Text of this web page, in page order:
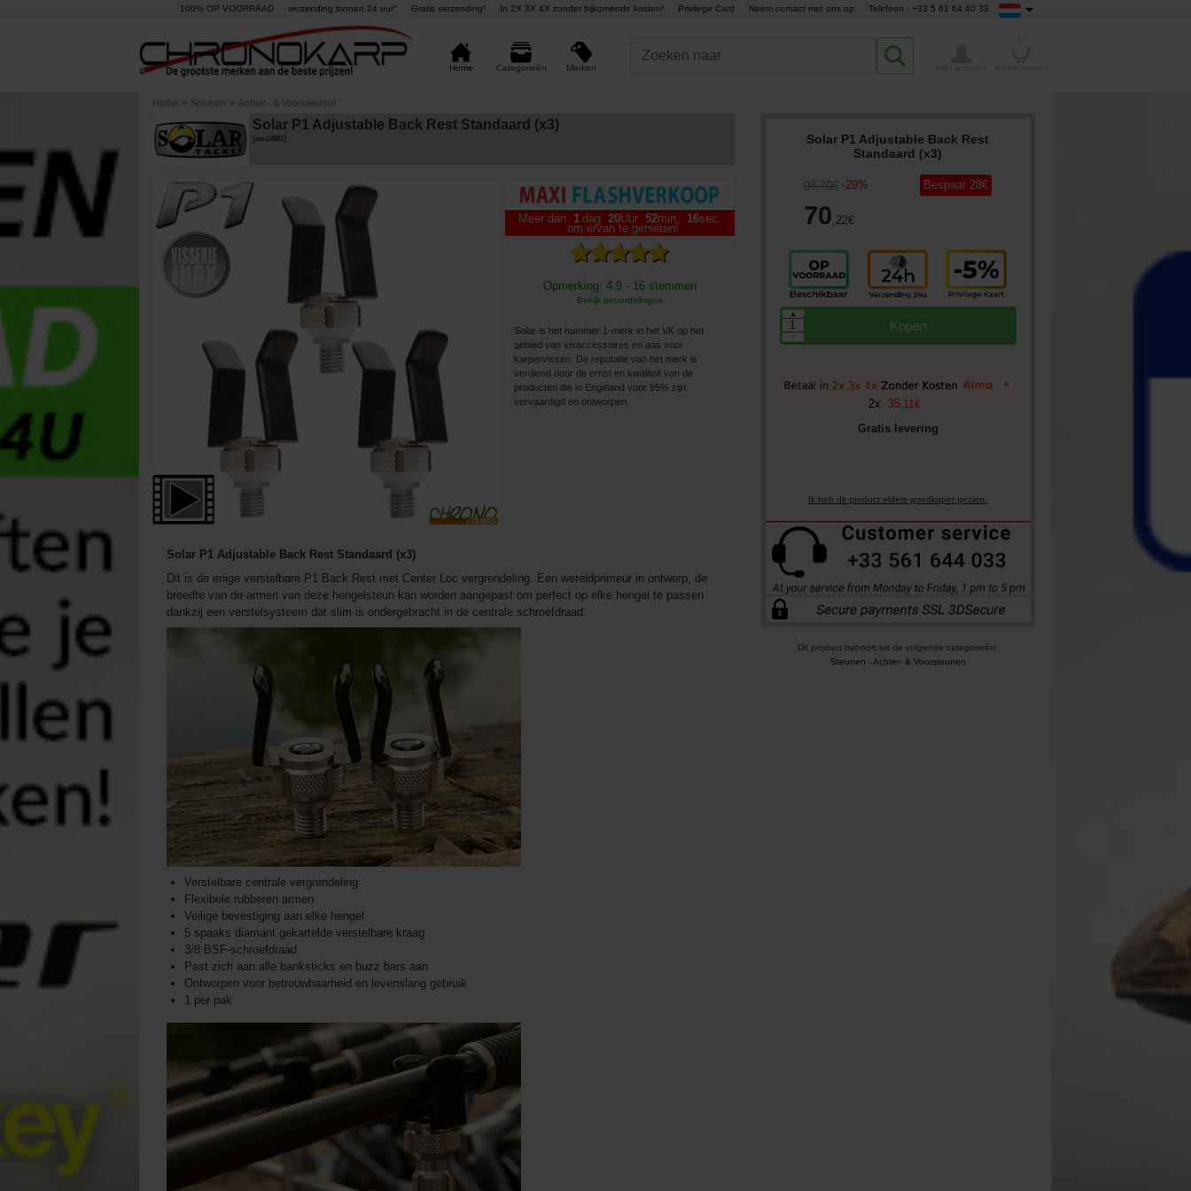
100% OP VOORRAAD verzending binnen 24 uur° Gratis verzending¹ In 2X 3X 4X zonder bijkomende kosten² Privilege Card Neem contact met ons op Telefoon : +33 5 61 64 40 33
Home Categorieën Merken
Home » Steunen » Achter- & Voorsteunen
Solar P1 Adjustable Back Rest Standaard (x3)
esc14581]
Meer dan 1 dag 20Uur 52min. 15sec.
om ervan te genieten!
Opmerking: 4.9 - 16 stemmen
Bekijk beoordelingen
Solar is het nummer 1-merk in het VK op het
gebied van visaccessoires en aas voor
karpervissen. De reputatie van het merk is
verdiend door de ernst en kwaliteit van de
producten die in Engeland voor 95% zijn
vervaardigd en ontworpen.
Solar P1 Adjustable Back Rest
Standaard (x3)
98,70€ -29%
70,22€
Bespaar 28€
Kopen
▲
+
2x 35, 11 €
Gratis levering
Ik heb dit product elders goedkoper gezien.
Dit product behoort tot de volgende categorieën:
Steunen -Achter- & Voorsteunen
Solar P1 Adjustable Back Rest Standaard (x3)
Dit is de enige verstelbare P1 Back Rest met Center Loc vergrendeling. Een wereldprimeur in ontwerp, de
breedte van de armen van deze hengelsteun kan worden aangepast om perfect op elke hengel te passen
dankzij een verstelsysteem dat slim is ondergebracht in de centrale schroefdraad.
Verstelbare centrale vergrendeling
Flexibele rubberen armen
Veilige bevestiging aan elke hengel
5 spaaks diamant gekartelde verstelbare kraag
3/8 BSF-schroefdraad
Past zich aan alle banksticks en buzz bars aan
Ontworpen voor betrouwbaarheid en levenslang gebruik
1 per pak